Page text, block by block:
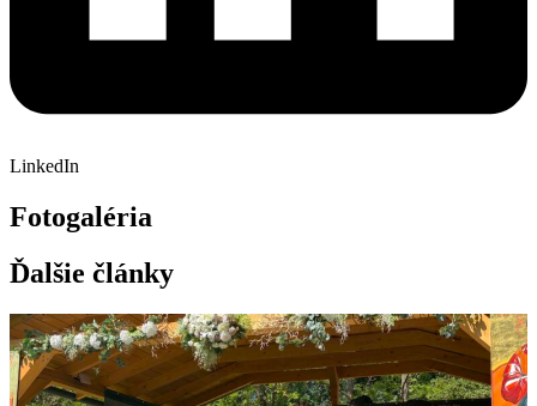
LinkedIn
Fotogaléria
Ďalšie články